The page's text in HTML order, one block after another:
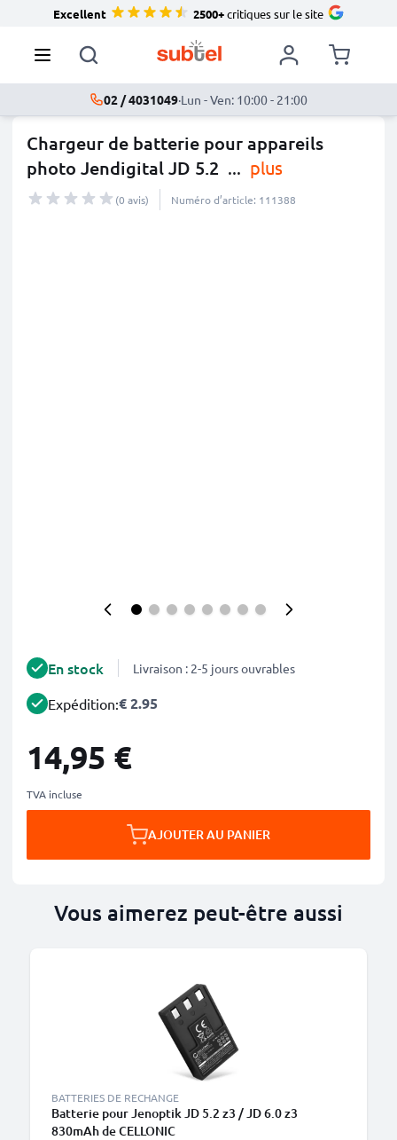
Excellent 2500+critiques sur le site
02 / 4031049·Lun - Ven: 10:00 - 21:00
Chargeur de batterie pour appareils
photo Jendigital JD 5.2 ... plus
(0 avis) Numéro d’article: 111388
En stock Livraison : 2-5 jours ouvrables
Expédition:€ 2.95
14,95 €
TVA incluse
AJOUTER AU PANIER
Vous aimerez peut-être aussi
BATTERIES DE RECHANGE
Batterie pour Jenoptik JD 5.2 z3 / JD 6.0 z3
830mAh de CELLONIC